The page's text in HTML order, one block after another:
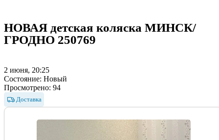
НОВАЯ детская коляска МИНСК/
ГРОДНО 250769
2 июня, 20:25
Состояние: Новый
Просмотрено: 94
Доставка